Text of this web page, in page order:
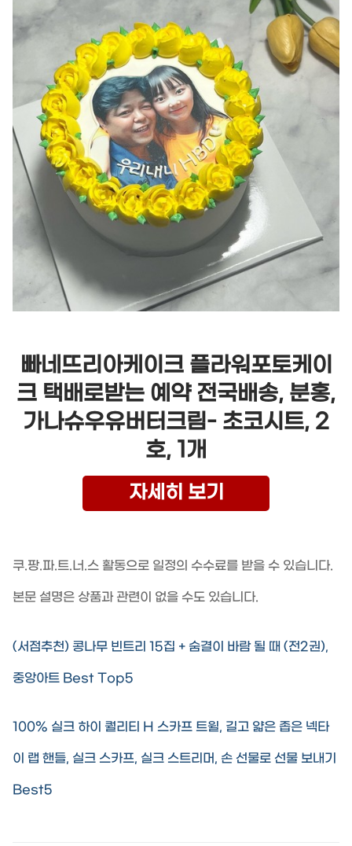
빠네뜨리아케이크 플라워포토케이
크 택배로받는 예약 전국배송, 분홍,
가나슈우유버터크림- 초코시트, 2
호, 1개
자세히 보기
쿠.팡.파.트.너.스 활동으로 일정의 수수료를 받을 수 있습니다.
본문 설명은 상품과 관련이 없을 수도 있습니다.
(서점추천) 콩나무 빈트리 15집 + 숨결이 바람 될 때 (전2권),
중앙아트 Best Top5
100% 실크 하이 퀄리티 H 스카프 트윌, 길고 얇은 좁은 넥타
이 랩 핸들, 실크 스카프, 실크 스트리머, 손 선물로 선물 보내기
Best5